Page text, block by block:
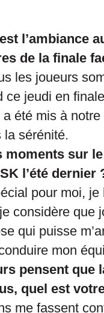
l’ambiance
de la finale
les joueurs
ce jeudi en
été mis à
la sérénité.
moments sur
l’été dernier
pour moi, je
considère que
qui puisse
mon
pensent que
quel est
me fassent